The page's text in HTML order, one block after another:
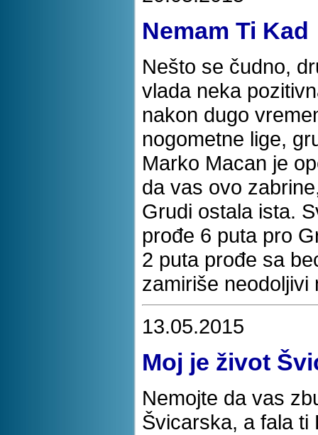
Nemam Ti Kad
Nešto se čudno,
vlada neka
nakon dugo
nogometne lige,
Marko Macan je
da vas ovo
Grudi ostala ista.
prođe 6 puta pro
2 puta prođe sa
zamiriše neodoljivi
13.05.2015
Moj je život
Nemojte da vas
Švicarska, a fala ti